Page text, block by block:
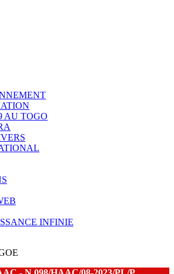
AU TOGO
INFINIE